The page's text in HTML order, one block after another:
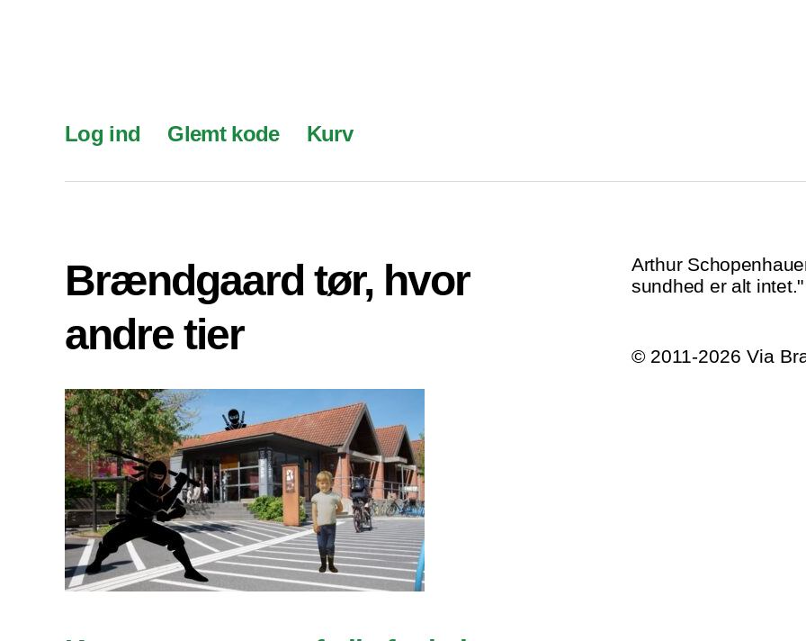
Log ind Glemt kode Kurv
Brændgaard tør, hvor
andre tier
Arthur
sundhed er alt intet."
© 2011-2026 Via